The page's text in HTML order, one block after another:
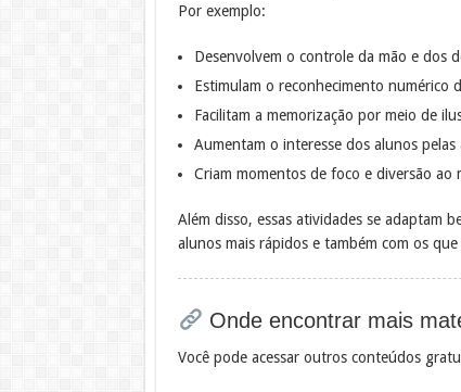
Por exemplo:
Desenvolvem o controle da mão e dos
Estimulam o reconhecimento numérico
Facilitam a memorização por meio de
Aumentam o interesse dos alunos pelas
Criam momentos de foco e diversão ao
Além disso, essas atividades se adaptam
alunos mais rápidos e também com os
Onde encontrar mais
Você pode acessar outros conteúdos